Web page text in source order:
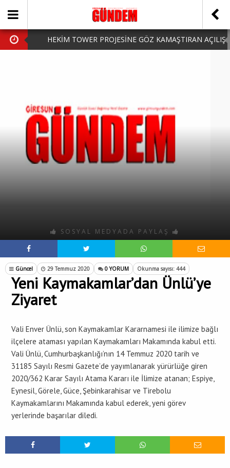
HEKİM TOWER PROJESİNE GÖZ KAMAŞTIRAN AÇILIŞ
HARUN CİCİ: VİDEOYU GÖRÜNCE GÖZLERİM DOLDU
SOSYAL MEDYADA PAYLAŞ
Güncel 29 Temmuz 2020 0 YORUM Okunma sayısı: 444
Yeni Kaymakamlar’dan Ünlü’ye
Ziyaret
Vali Enver Ünlü, son Kaymakamlar Kararnamesi ile ilimize bağlı
ilçelere ataması yapılan Kaymakamları Makamında kabul etti.
Vali Ünlü, Cumhurbaşkanlığı’nın 14 Temmuz 2020 tarih ve
31185 Sayılı Resmi Gazete’de yayımlanarak yürürlüğe giren
2020/362 Karar Sayılı Atama Kararı ile İlimize atanan; Espiye,
Eynesil, Görele, Güce, Şebinkarahisar ve Tirebolu
Kaymakamlarını Makamında kabul ederek, yeni görev
yerlerinde başarılar diledi.